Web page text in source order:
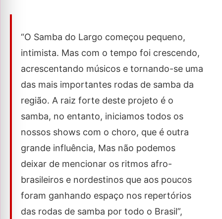
“O Samba do Largo começou pequeno,
intimista. Mas com o tempo foi crescendo,
acrescentando músicos e tornando-se uma
das mais importantes rodas de samba da
região. A raiz forte deste projeto é o
samba, no entanto, iniciamos todos os
nossos shows com o choro, que é outra
grande influência, Mas não podemos
deixar de mencionar os ritmos afro-
brasileiros e nordestinos que aos poucos
foram ganhando espaço nos repertórios
das rodas de samba por todo o Brasil”,